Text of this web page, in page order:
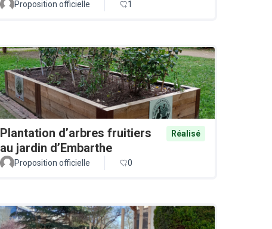
Proposition officielle 1
Plantation d’arbres fruitiers
au jardin d’Embarthe
Réalisé
Proposition officielle 0